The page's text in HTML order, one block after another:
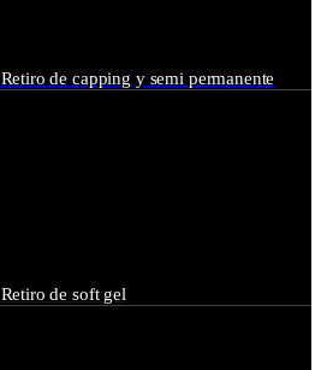
Retiro de capping y semi permanente
Retiro de soft gel